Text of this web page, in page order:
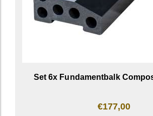
Set 6x Fundamentbalk
€177,00